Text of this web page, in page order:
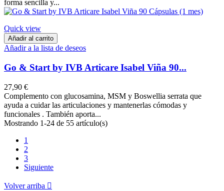
forma sencilla y...
Quick view
Añadir al carrito
Añadir a la lista de deseos
Go & Start by IVB Articare Isabel Viña 90...
27,90 €
Complemento con glucosamina, MSM y Boswellia serrata que
ayuda a cuidar las articulaciones y mantenerlas cómodas y
funcionales . También aporta...
Mostrando 1-24 de 55 artículo(s)
1
2
3
Siguiente
Volver arriba 